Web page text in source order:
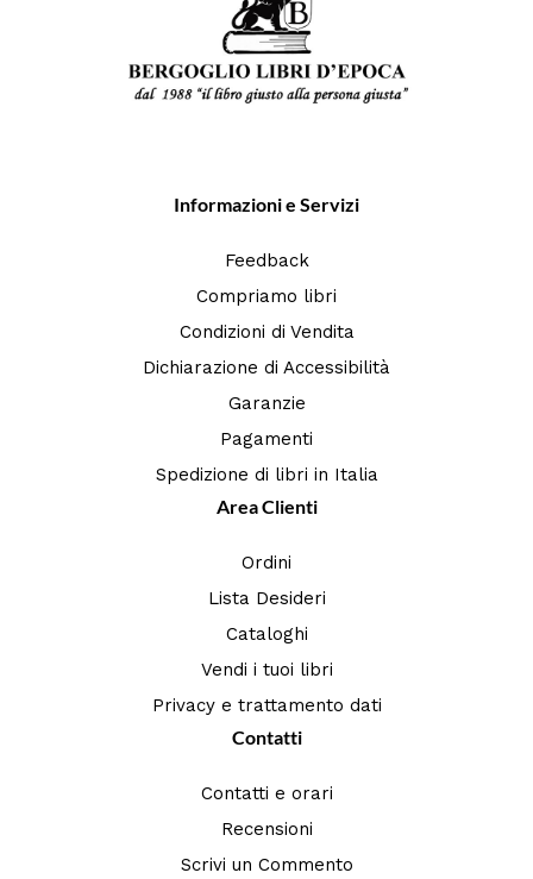
Informazioni e Servizi
Feedback
Compriamo libri
Condizioni di Vendita
Dichiarazione di Accessibilità
Garanzie
Pagamenti
Spedizione di libri in Italia
Area Clienti
Ordini
Lista Desideri
Cataloghi
Vendi i tuoi libri
Privacy e trattamento dati
Contatti
Contatti e orari
Recensioni
Scrivi un Commento